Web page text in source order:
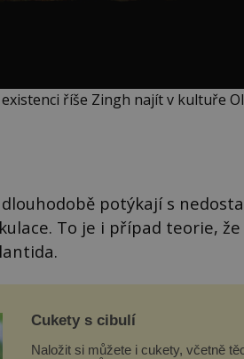
říše Zingh najít v kultuře
potýkají s
To je i případ teorie,
Cukety s cibulí
Naložit si můžete i cukety, včetně